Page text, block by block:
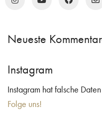
Neueste
Instagram
Instagram hat falsche
Folge uns!